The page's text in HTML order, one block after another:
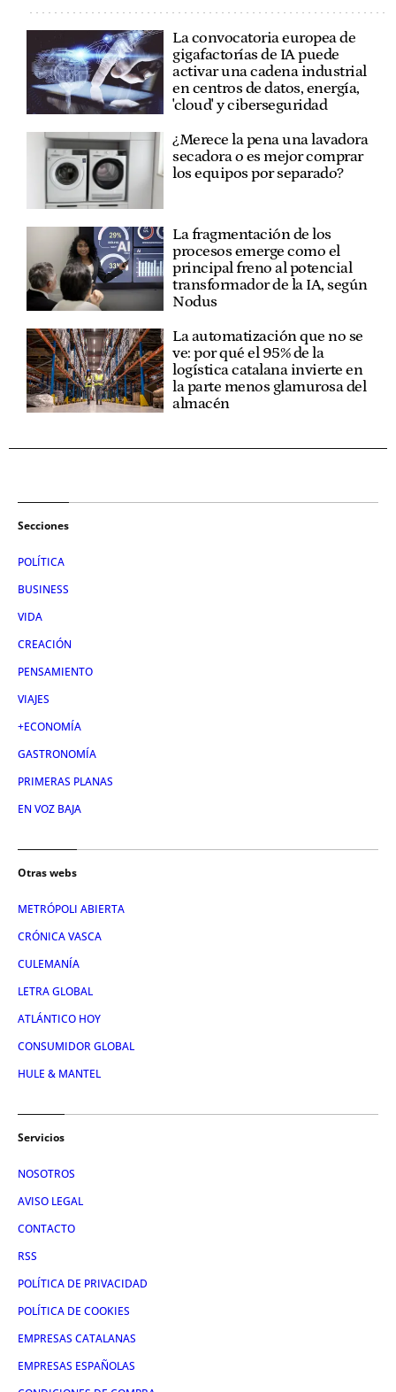
La convocatoria europea de
gigafactorías de IA puede
activar una cadena industrial
en centros de datos, energía,
'cloud' y ciberseguridad
¿Merece la pena una lavadora
secadora o es mejor comprar
los equipos por separado?
La fragmentación de los
procesos emerge como el
principal freno al potencial
transformador de la IA, según
Nodus
La automatización que no se
ve: por qué el 95% de la
logística catalana invierte en
la parte menos glamurosa del
almacén
Secciones
POLÍTICA
BUSINESS
VIDA
CREACIÓN
PENSAMIENTO
VIAJES
+ECONOMÍA
GASTRONOMÍA
PRIMERAS PLANAS
EN VOZ BAJA
Otras webs
METRÓPOLI ABIERTA
CRÓNICA VASCA
CULEMANÍA
LETRA GLOBAL
ATLÁNTICO HOY
CONSUMIDOR GLOBAL
HULE & MANTEL
Servicios
NOSOTROS
AVISO LEGAL
CONTACTO
RSS
POLÍTICA DE PRIVACIDAD
POLÍTICA DE COOKIES
EMPRESAS CATALANAS
EMPRESAS ESPAÑOLAS